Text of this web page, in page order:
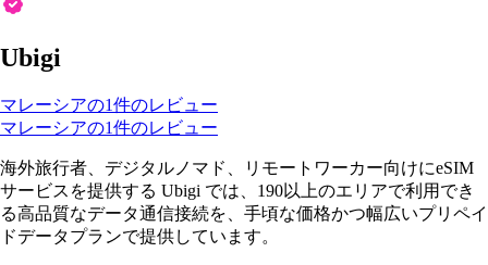
Ubigi
マレーシアの1件のレビュー
マレーシアの1件のレビュー
海外旅行者、デジタルノマド、リモートワーカー向けにeSIM
サービスを提供する Ubigi では、190以上のエリアで利用でき
る高品質なデータ通信接続を、手頃な価格かつ幅広いプリペイ
ドデータプランで提供しています。